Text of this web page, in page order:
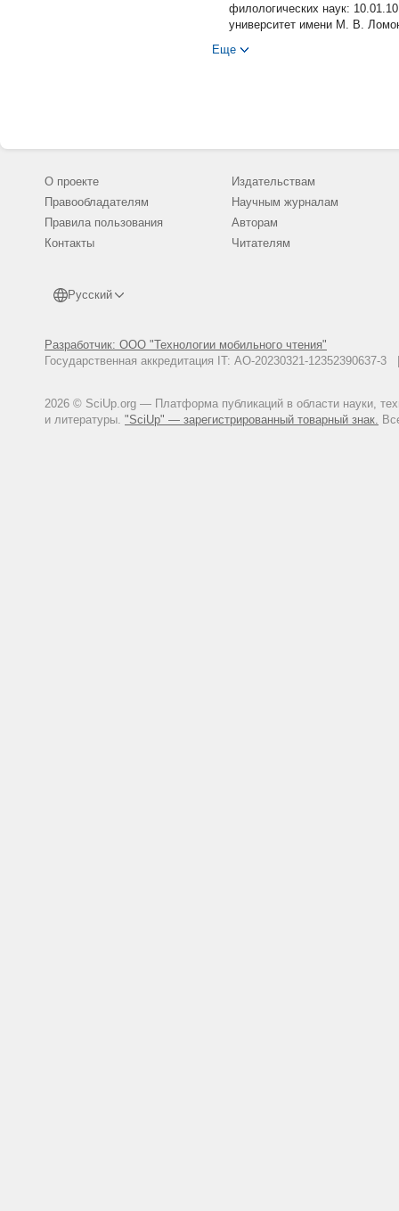
филологических наук:
университет имени М. В.
Еще
О проекте
Правообладателям
Правила пользования
Контакты
Русский
Разработчик: ООО "Технологии мобильного чтения"
Государственная аккредитация IT: АО-20230321-
2026 © SciUp.org — Платформа публикаций в области науки,
и литературы. "SciUp" — зарегистрированный товарный знак.
Издательствам
Научным журналам
Авторам
Читателям